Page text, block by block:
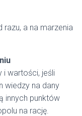
razu, a na marzenia
wartości, jeśli
wiedzy na dany
innych punktów
na rację.